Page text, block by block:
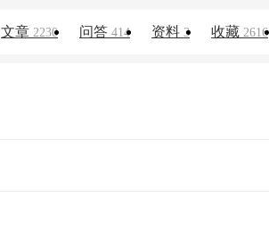
文章 2230 问答 414 资料 3 收藏 2616